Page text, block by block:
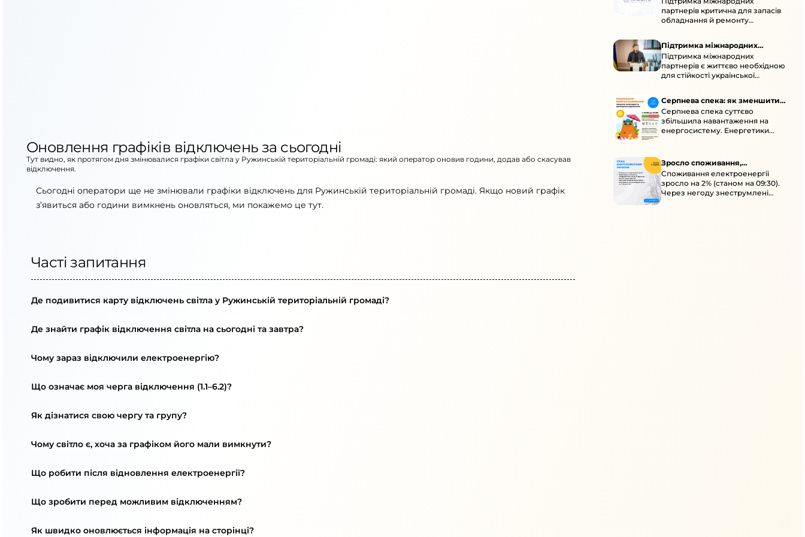
Оновлення графіків відключень за сьогодні
Тут видно, як протягом дня змінювалися графіки світла у Ружинській територіальній громаді: який оператор оновив години, додав або скасував
відключення.
Сьогодні оператори ще не змінювали графіки відключень для Ружинській територіальній громаді. Якщо новий графік
з’явиться або години вимкнень оновляться, ми покажемо це тут.
Часті запитання
Де подивитися карту відключень світла у Ружинській територіальній громаді?
Де знайти графік відключення світла на сьогодні та завтра?
Чому зараз відключили електроенергію?
Що означає моя черга відключення (1.1–6.2)?
Як дізнатися свою чергу та групу?
Чому світло є, хоча за графіком його мали вимкнути?
Що робити після відновлення електроенергії?
Що зробити перед можливим відключенням?
Як швидко оновлюється інформація на сторінці?
підтримка для стійкості
енергосистеми
партнерів критична для запасів
обладнання й ремонту
Підтримка міжнародних
партнерів для стійкості
енергосистеми
Підтримка міжнародних
партнерів є життєво необхідною
для стійкості української
наступної зими.
Серпнева спека: як зменшити
навантаження
Серпнева спека суттєво
збільшила навантаження на
енергосистему. Енергетики
ощадливо споживати.
Зросло споживання,
знеструмлення через негоду й
атаки
Споживання електроенергії
зросло на 2% (станом на 09:30).
Через негоду знеструмлені
понад 70 населених пунктів.